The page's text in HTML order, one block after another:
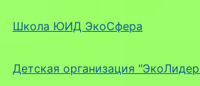
Школа ЮИД ЭкоСфера
Детская организация